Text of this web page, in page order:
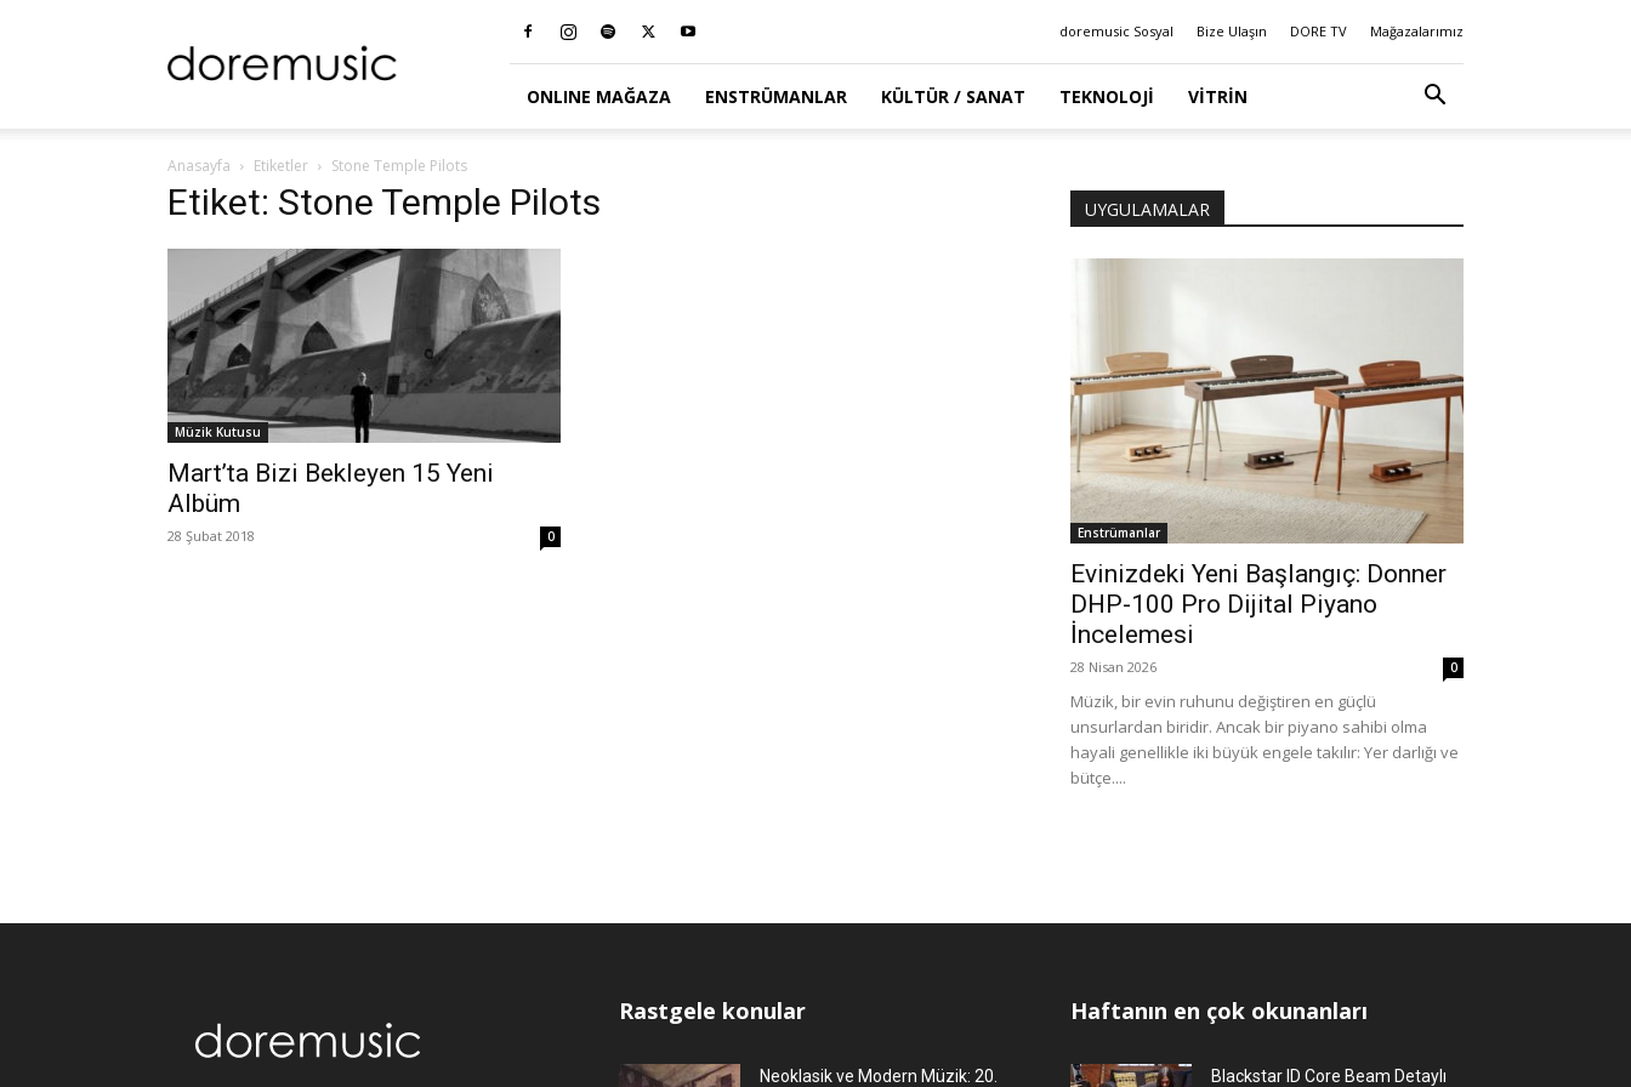
Blog
doremusic Sosyal Bize Ulaşın DORE TV Mağazalarımız
ONLINE MAĞAZA ENSTRÜMANLAR KÜLTÜR / SANAT TEKNOLOJI VITRIN
Anasayfa Etiketler Stone Temple Pilots
Etiket: Stone Temple Pilots
Müzik Kutusu
Mart’ta Bizi Bekleyen 15 Yeni
Albüm
28 Şubat 2018 0
UYGULAMALAR
Enstrümanlar
Evinizdeki Yeni Başlangıç: Donner
DHP-100 Pro Dijital Piyano
İncelemesi
28 Nisan 2026 0
Müzik, bir evin ruhunu değiştiren en güçlü
unsurlardan biridir. Ancak bir piyano sahibi olma
hayali genellikle iki büyük engele takılır: Yer darlığı ve
bütçe....
Rastgele konular
Neoklasik ve Modern Müzik: 20.
Haftanın en çok okunanları
Blackstar ID Core Beam Detaylı